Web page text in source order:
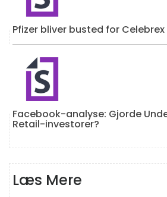
Pfizer bliver busted for Celebrex
Facebook-analyse: Gjorde
Retail-investorer?
Læs Mere